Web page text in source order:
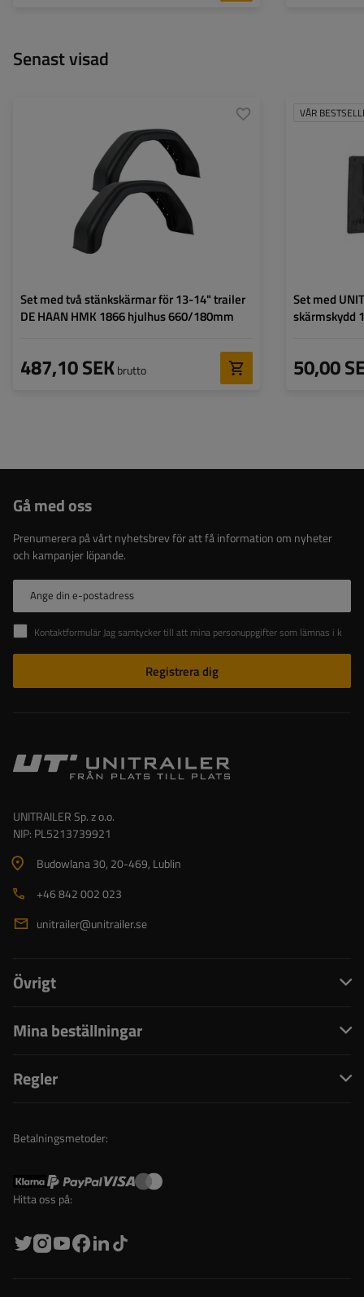
Senast visad
Set med två stänkskärmar för 13-14" trailer
DE HAAN HMK 1866 hjulhus 660/180mm
487,10 SEKbrutto
660 mm
330 mm
ja
VÅR
Set med
skärmskydd
50,00
Gå med oss
Prenumerera på vårt nyhetsbrev för att få information om nyheter
och kampanjer löpande.
Ange din e-postadress
Kontaktformulär Jag samtycker till att mina personuppgifter som lämnas i kontaktformuläret behandlas i enlighet med Europaparlamentets och rådets förordning (EU).
Registrera dig
UNITRAILER Sp. z o.o.
NIP: PL5213739921
Budowlana 30, 20-469, Lublin
+46 842 002 023
unitrailer@unitrailer.se
Övrigt
Mina beställningar
Regler
Betalningsmetoder:
Hitta oss på: